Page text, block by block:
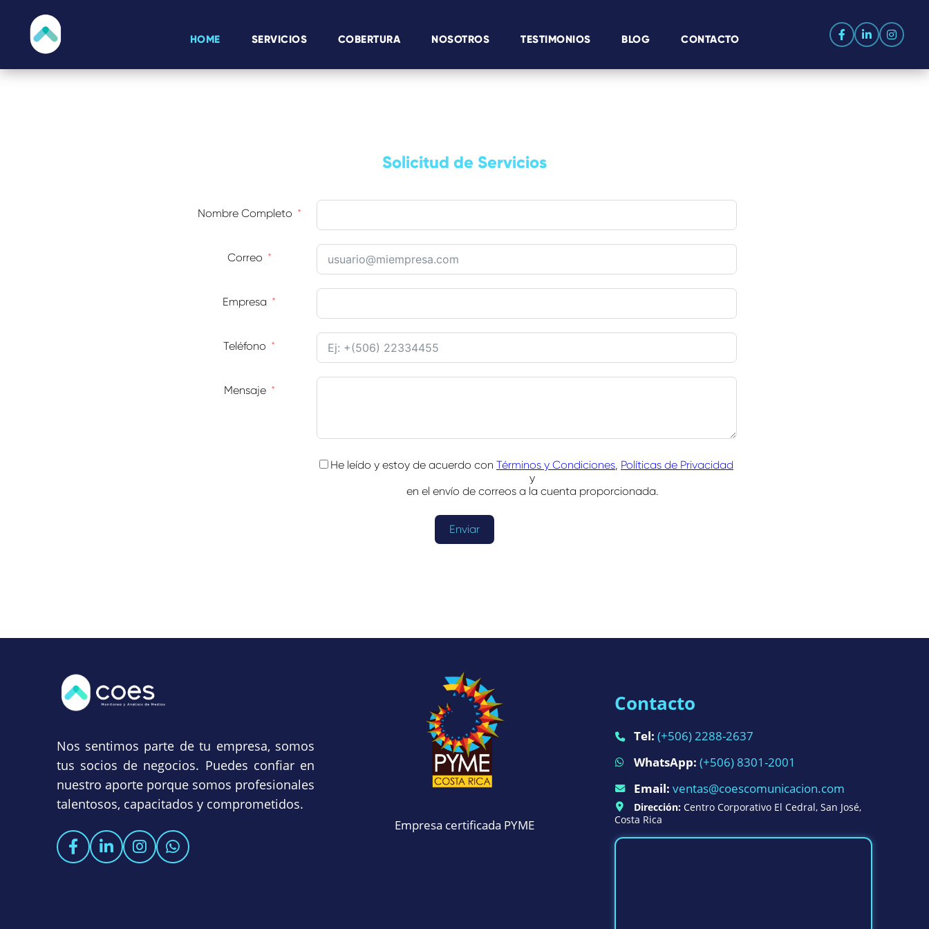
HOME SERVICIOS COBERTURA NOSOTROS TESTIMONIOS BLOG CONTACTO
Solicitud de Servicios
Nombre Completo
Correo
Empresa
Teléfono
Mensaje
He leído y estoy de acuerdo con Términos y Condiciones, Políticas de Privacidad
y
en el envío de correos a la cuenta proporcionada.
Enviar
Nos sentimos parte de tu empresa, somos
tus socios de negocios. Puedes confiar en
nuestro aporte porque somos profesionales
talentosos, capacitados y comprometidos.
Empresa certificada PYME
Contacto
Tel: (+506) 2288-2637
WhatsApp: (+506) 8301-2001
Email: ventas@coescomunicacion.com
Dirección:Centro Corporativo El Cedral, San José,
Costa Rica